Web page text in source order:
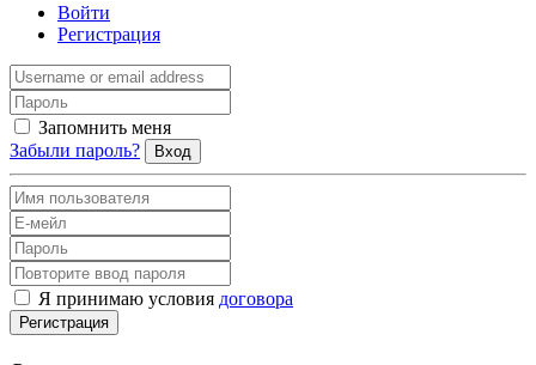
Войти
Регистрация
Запомнить меня
Забыли пароль?
Вход
Я принимаю условия договора
Регистрация